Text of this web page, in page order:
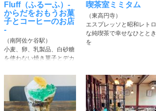
​​Fluff（ふるーふ）-
からだをおもうお菓
子とコーヒーのお店
-
（南阿佐ケ谷駅）
小麦、卵、乳製品、白砂糖
を使わない焼き菓子とデカ
喫茶室ミミタム
（東高円寺）
エスプレッソと昭和レトロ
な純喫茶で幸せなひととき
を